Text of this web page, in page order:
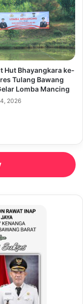
Hut Bhayangkara ke-
Tulang Bawang
Lomba Mancing
2026